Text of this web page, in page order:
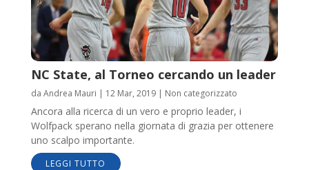
NC State, al Torneo cercando un leader
da Andrea Mauri | 12 Mar, 2019| Non categorizzato
Ancora alla ricerca di un vero e proprio leader, i
Wolfpack sperano nella giornata di grazia per ottenere
uno scalpo importante.
LEGGI TUTTO